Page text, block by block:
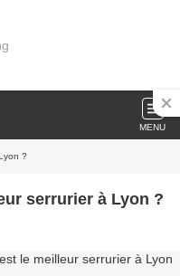
MENU
?
serrurier à Lyon ?